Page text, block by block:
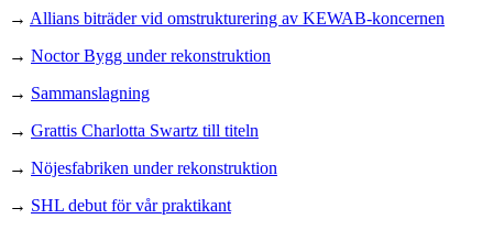
→ Allians biträder vid omstrukturering av KEWAB-koncernen
→ Noctor Bygg under rekonstruktion
→ Sammanslagning
→ Grattis Charlotta Swartz till titeln
→ Nöjesfabriken under rekonstruktion
→ SHL debut för vår praktikant